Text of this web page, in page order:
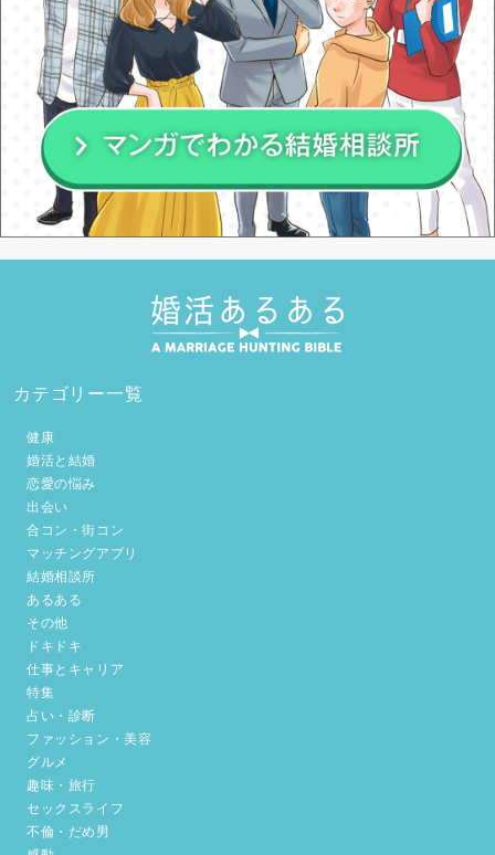
カテゴリー一覧
健康
婚活と結婚
恋愛の悩み
出会い
合コン・街コン
マッチングアプリ
結婚相談所
あるある
その他
ドキドキ
仕事とキャリア
特集
占い・診断
ファッション・美容
グルメ
趣味・旅行
セックスライフ
不倫・だめ男